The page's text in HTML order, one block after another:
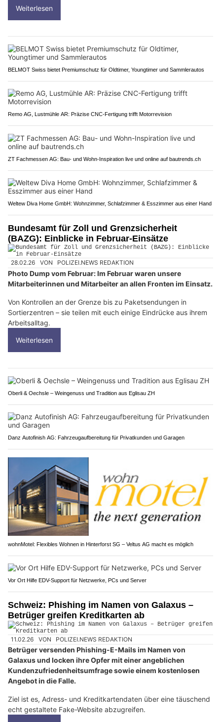
Weiterlesen
BELMOT Swiss bietet Premiumschutz für Oldtimer, Youngtimer und Sammlerautos
Remo AG, Lustmühle AR: Präzise CNC-Fertigung trifft Motorrevision
ZT Fachmessen AG: Bau- und Wohn-Inspiration live und online auf bautrends.ch
Weltew Diva Home GmbH: Wohnzimmer, Schlafzimmer & Esszimmer aus einer Hand
Bundesamt für Zoll und Grenzsicherheit
(BAZG): Einblicke in Februar-Einsätze
28.02.26 VON POLIZEI.NEWS REDAKTION
Photo Dump vom Februar: Im Februar waren unsere
Mitarbeiterinnen und Mitarbeiter an allen Fronten im Einsatz.
Von Kontrollen an der Grenze bis zu Paketsendungen in
Sortierzentren – sie teilen mit euch einige Eindrücke aus ihrem
Arbeitsalltag.
Weiterlesen
Oberli & Oechsle – Weingenuss und Tradition aus Eglisau ZH
Danz Autofinish AG: Fahrzeugaufbereitung für Privatkunden und Garagen
wohnMotel: Flexibles Wohnen in Hinterforst SG – Veltus AG macht es möglich
Vor Ort Hilfe EDV-Support für Netzwerke, PCs und Server
Schweiz: Phishing im Namen von Galaxus –
Betrüger greifen Kreditkarten ab
11.02.26 VON POLIZEI.NEWS REDAKTION
Betrüger versenden Phishing-E-Mails im Namen von
Galaxus und locken ihre Opfer mit einer angeblichen
Kundenzufriedenheitsumfrage sowie einem kostenlosen
Angebot in die Falle.
Ziel ist es, Adress- und Kreditkartendaten über eine täuschend
echt gestaltete Fake-Website abzugreifen.